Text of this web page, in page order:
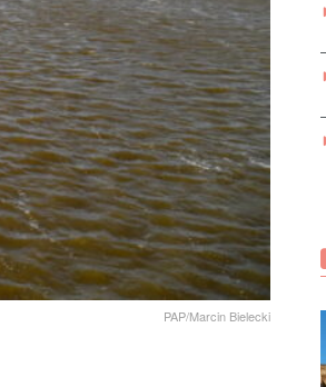
PAP/Marcin Bielecki